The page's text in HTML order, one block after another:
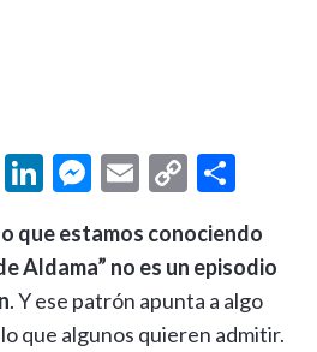
F
Li
ke
dI
n
M
se
n
g
E
ai
l
C
p
y
Li
m
p
ar
que estamos conociendo
Aldama” no es un episodio
. Y ese patrón apunta a algo
que algunos quieren admitir.